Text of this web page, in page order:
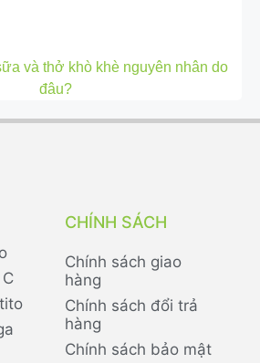
và thở khò khè nguyên nhân do
đâu?
CHÍNH SÁCH
Chính sách giao
hàng
Chính sách đổi trả
hàng
Chính sách bảo mật